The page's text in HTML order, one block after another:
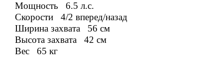
Мощность 6.5 л.с.
Скорости 4/2 вперед/назад
Ширина захвата 56 см
Высота захвата 42 см
Вес 65 кг